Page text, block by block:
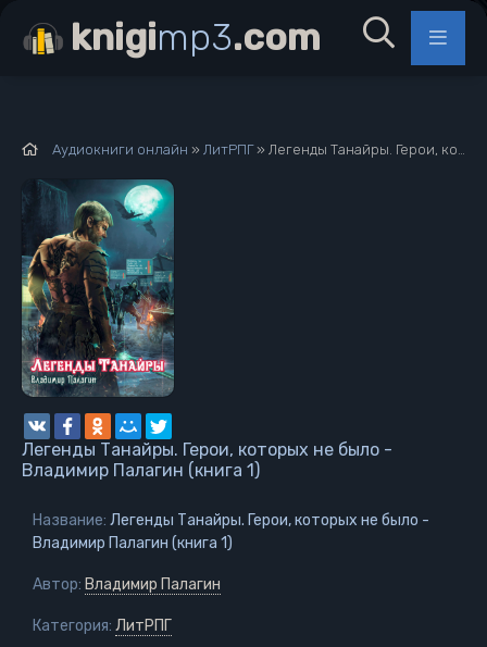
Аудиокниги онлайн » ЛитРПГ» Легенды Танайры. Герои, которых не было - Владимир Палагин (книга 1)
Легенды Танайры. Герои, которых не было -
Владимир Палагин (книга 1)
Название: Легенды Танайры. Герои, которых не было -
Владимир Палагин (книга 1)
Автор: Владимир Палагин
Категория: ЛитРПГ
knigimp3.com